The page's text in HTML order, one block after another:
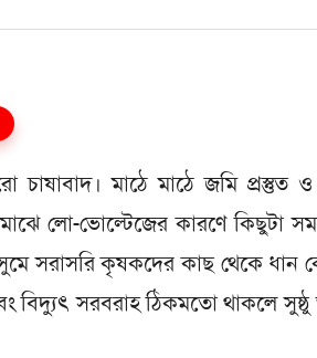
মাঠে মাঠে জমি প্রস্তুত ও
লো-ভোল্টেজের কারণে কিছুটা
সরাসরি কৃষকদের কাছ থেকে ধান
বিদ্যুৎ সরবরাহ ঠিকমতো থাকলে সুষ্ঠু